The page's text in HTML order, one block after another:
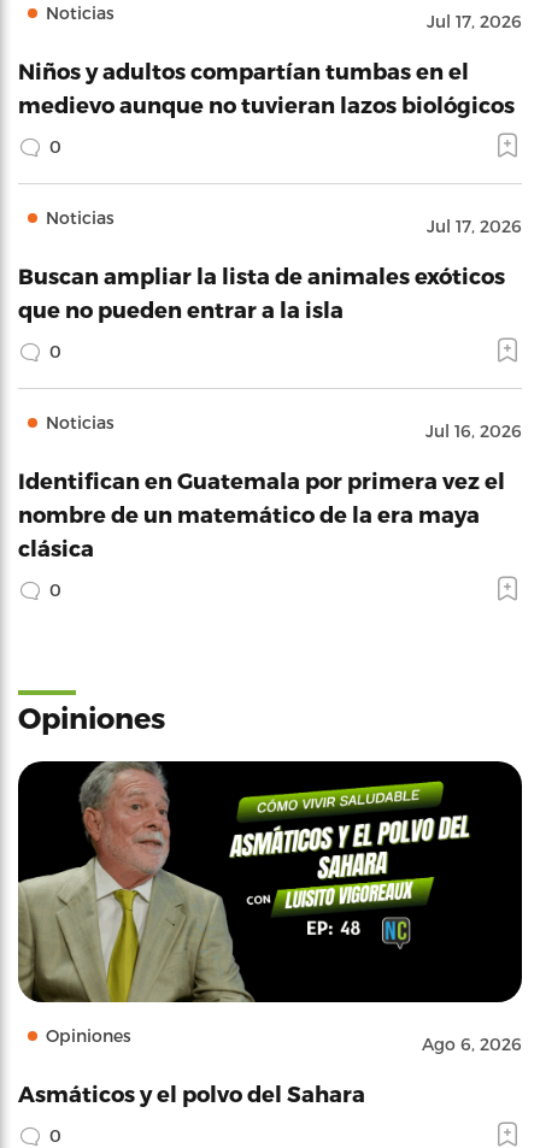
Noticias Jul 17, 2026
Niños y adultos compartían tumbas en el
medievo aunque no tuvieran lazos biológicos
0
Noticias Jul 17, 2026
Buscan ampliar la lista de animales exóticos
que no pueden entrar a la isla
0
Noticias Jul 16, 2026
Identifican en Guatemala por primera vez el
nombre de un matemático de la era maya
clásica
0
Opiniones
Opiniones Ago 6, 2026
Asmáticos y el polvo del Sahara
0